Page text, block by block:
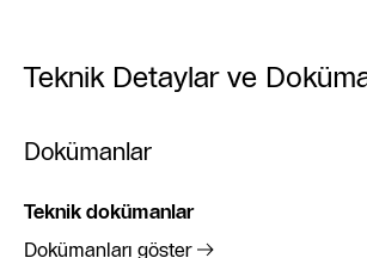
Teknik Detaylar ve
Dokümanlar
Teknik dokümanlar
Dokümanları göster